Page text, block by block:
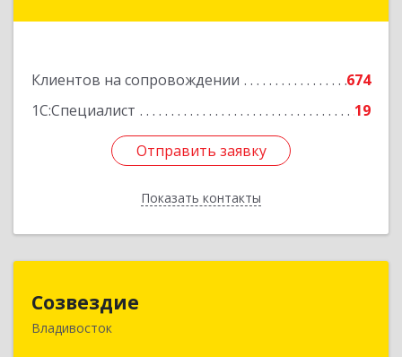
Клиентов на сопровождении
674
1С:Специалист
19
Отправить заявку
Показать контакты
Отправить заявку
Назад
Созвездие
Владивосток690069, Приморский край, Владивосток г,